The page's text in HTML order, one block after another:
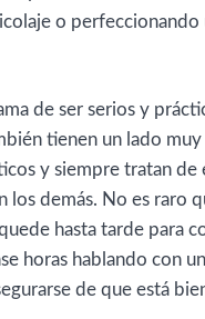
o perfeccionando
de ser serios y
tienen un lado muy
y siempre tratan de
los demás. No es raro
hasta tarde para
horas hablando con
de que está